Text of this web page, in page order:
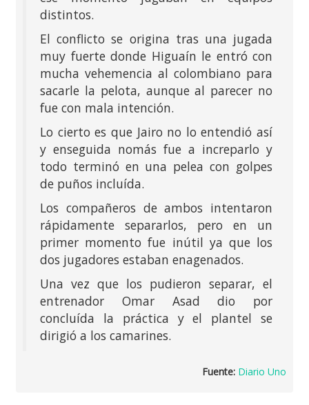
distintos.
El conflicto se origina tras una jugada
muy fuerte donde Higuaín le entró con
mucha vehemencia al colombiano para
sacarle la pelota, aunque al parecer no
fue con mala intención.
Lo cierto es que Jairo no lo entendió así
y enseguida nomás fue a increparlo y
todo terminó en una pelea con golpes
de puños incluída.
Los compañeros de ambos intentaron
rápidamente separarlos, pero en un
primer momento fue inútil ya que los
dos jugadores estaban enagenados.
Una vez que los pudieron separar, el
entrenador Omar Asad dio por
concluída la práctica y el plantel se
dirigió a los camarines.
Fuente: Diario Uno